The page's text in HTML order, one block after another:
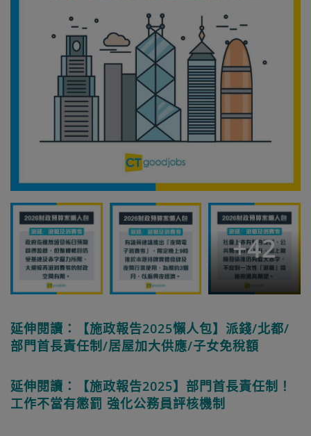
+42
延伸閱讀：【施政報告2025懶人包】派錢/北都/
部門首長責任制/居屋加大供應/子女免稅額
延伸閱讀：【施政報告2025】部門首長責任制！
工作不當有懲罰 強化公務員評核機制